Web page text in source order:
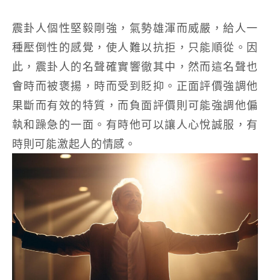
震卦人個性堅毅剛強，氣勢雄渾而威嚴，給人一
種壓倒性的感覺，使人難以抗拒，只能順從。因
此，震卦人的名聲確實響徹其中，然而這名聲也
會時而被褒揚，時而受到貶抑。正面評價強調他
果斷而有效的特質，而負面評價則可能強調他偏
執和躁急的一面。有時他可以讓人心悅誠服，有
時則可能激起人的情感。